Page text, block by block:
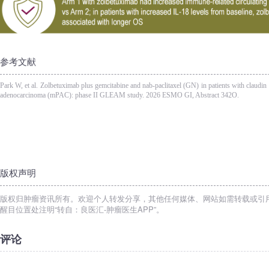
参考文献
Park W, et al. Zolbetuximab plus gemcitabine and nab-paclitaxel (GN) in patients with
adenocarcinoma (mPAC): phase II GLEAM study. 2026 ESMO GI, Abstract 342O.
版权声明
版权归肿瘤资讯所有。欢迎个人转发分享，其他任何媒体、网站如需转载或
醒目位置处注明“转自：良医汇-肿瘤医生APP”。
评论